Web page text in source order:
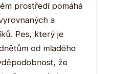
prostředí pomáhá
a
Pes, který je
od mladého
že